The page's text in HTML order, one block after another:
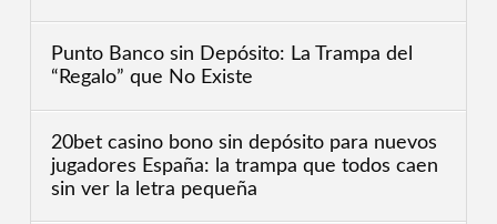
Punto Banco sin Depósito: La Trampa del
“Regalo” que No Existe
20bet casino bono sin depósito para nuevos
jugadores España: la trampa que todos caen
sin ver la letra pequeña